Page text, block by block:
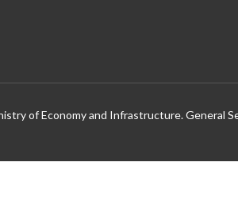
of Economy and Infrastructure. General